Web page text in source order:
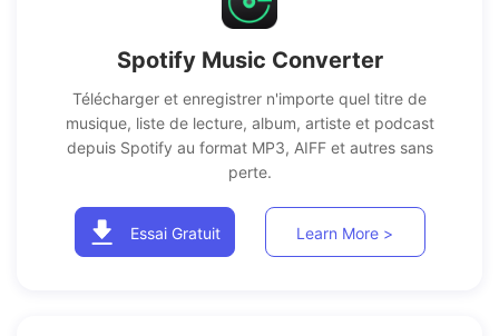
Spotify Music Converter
Télécharger et enregistrer n'importe quel titre de
musique, liste de lecture, album, artiste et podcast
depuis Spotify au format MP3, AIFF et autres sans
perte.
Essai Gratuit Learn More >